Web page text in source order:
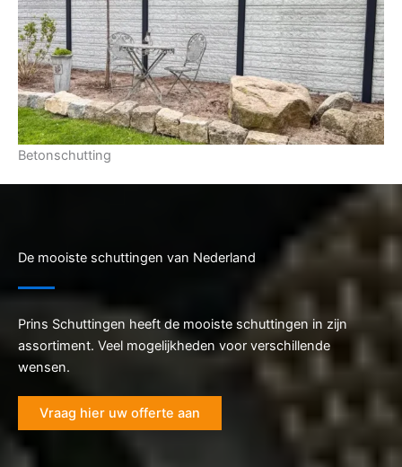
Betonschutting
De mooiste schuttingen van Nederland
Prins Schuttingen heeft de mooiste schuttingen in zijn
assortiment. Veel mogelijkheden voor verschillende
wensen.
Vraag hier uw offerte aan